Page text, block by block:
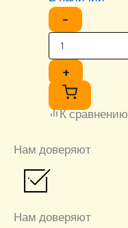
−
+
К сравнению
Нам доверяют
Нам доверяют